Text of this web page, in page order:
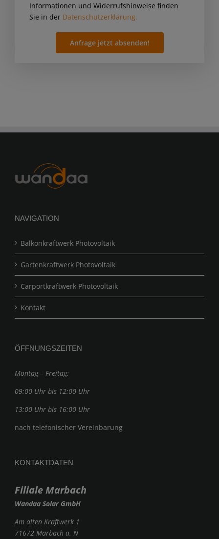
Informationen und Widerrufshinweise finden
Sie in der Datenschutzerklärung.
NAVIGATION
Balkonkraftwerk Photovoltaik
Gartenkraftwerk Photovoltaik
Carportkraftwerk Photovoltaik
Kontakt
ÖFFNUNGSZEITEN
Montag – Freitag:
09:00 Uhr bis 12:00 Uhr
13:00 Uhr bis 16:00 Uhr
nach telefonischer Vereinbarung
KONTAKTDATEN
Filiale Marbach
Wandaa Solar GmbH
Am alten Kraftwerk 1
71672 Marbach a. N